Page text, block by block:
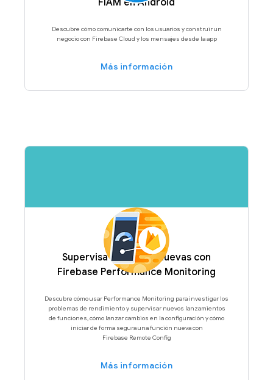
FIAM en Android
Descubre cómo comunicarte con los usuarios y construir un
negocio con Firebase Cloud y los mensajes desde la app
Más información
Supervisa funciones nuevas con
Firebase Performance Monitoring
Descubre cómo usar Performance Monitoring para investigar los
problemas de rendimiento y supervisar nuevos lanzamientos
de funciones, cómo lanzar cambios en la configuración y cómo
iniciar de forma segura una función nueva con
Firebase Remote Config
Más información